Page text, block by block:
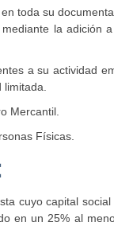
toda su
la adición
a su actividad
limitada.
Mercantil.
Físicas.
cuyo capital
en un 25% al